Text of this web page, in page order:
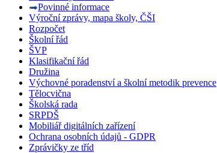
Povinné informace
Výroční zprávy, mapa školy, ČŠI
Rozpočet
Školní řád
ŠVP
Klasifikační řád
Družina
Výchovné poradenství a školní metodik prevence
Tělocvična
Školská rada
SRPDŠ
Mobiliář digitálních zařízení
Ochrana osobních údajů - GDPR
Zprávičky ze tříd